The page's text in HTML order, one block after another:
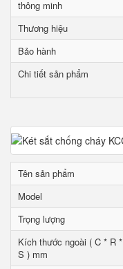
thông minh
Thương hiệu
Bảo hành
Chi tiết sản phẩm
Tên sản phẩm
Model
Trọng lượng
Kích thước ngoài ( C * R *
S ) mm